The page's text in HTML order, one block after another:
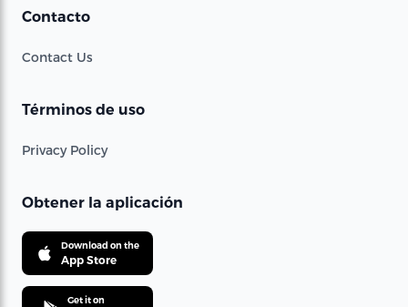
Contacto
Contact Us
Términos de uso
Privacy Policy
Obtener la aplicación
Download on the
App Store
Get it on